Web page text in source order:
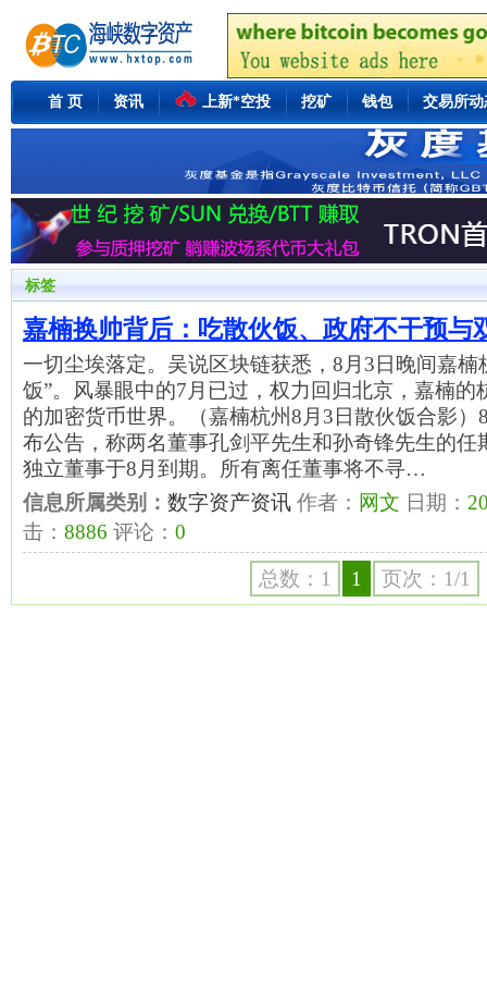
首 页 资讯 上新*空投 挖矿 钱包 交易所动
标签
嘉楠换帅背后：吃散伙饭、政府不干预与
一切尘埃落定。吴说区块链获悉，8月3日晚间嘉楠
饭”。风暴眼中的7月已过，权力回归北京，嘉楠的
的加密货币世界。（嘉楠杭州8月3日散伙饭合影）
布公告，称两名董事孔剑平先生和孙奇锋先生的任
独立董事于8月到期。所有离任董事将不寻…
信息所属类别： 数字资产资讯 作者： 网文 日期：
击： 8886 评论： 0
总数：1 1 页次：1/1